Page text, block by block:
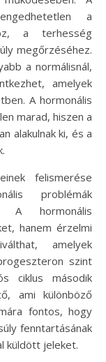
a
a terhesség
megőrzéséhez.
a normálisnál,
amelyek
A hormonális
marad, hiszen a
alakulnak ki, és a
felismerése
problémák
A hormonális
hanem érzelmi
amelyek
szint
ciklus második
ami különböző
fontos, hogy
fenntartásának
küldött jeleket.